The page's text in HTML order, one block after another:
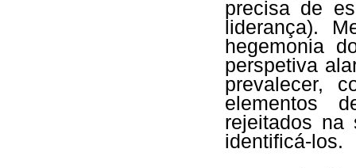
precisa de
liderança).
hegemonia
perspetiva
prevalecer,
elementos
rejeitados na
identificá-los.